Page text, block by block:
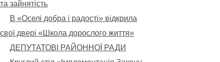
та зайнятість
В «Оселі добра і радості» відкрила
свої двері «Школа дорослого життя»
ДЕПУТАТОВІ РАЙОННОЇ РАДИ